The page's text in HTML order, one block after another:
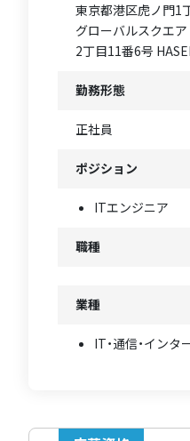
東京都港区虎ノ門1
グローバルスクエ
2丁目11番6号
勤務形態
正社員
ポジション
ITエンジニア
職種
業種
IT・通信・インタ